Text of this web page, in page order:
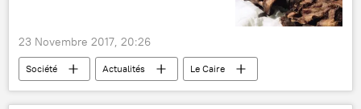
23 Novembre 2017, 20:26
Société Actualités
Le Caire
Egypte
Venise
désert d'Atacama